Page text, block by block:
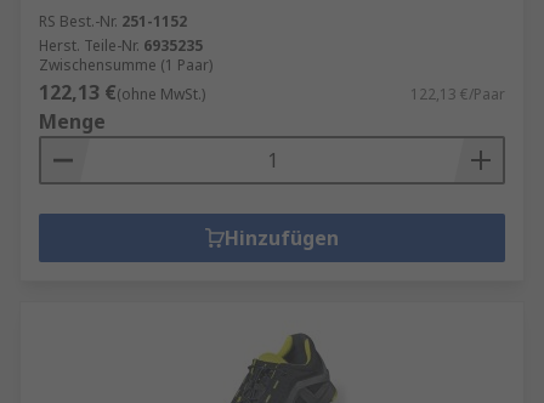
RS Best.-Nr. 251-1152
Herst. Teile-Nr. 6935235
Zwischensumme (1 Paar)
122,13 €(ohne MwSt.) 122,13 €/Paar
Menge
Hinzufügen